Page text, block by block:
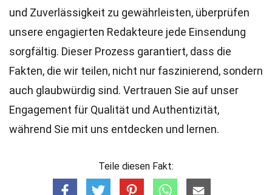
und Zuverlässigkeit zu gewährleisten, überprüfen
unsere engagierten Redakteure jede Einsendung
sorgfältig. Dieser Prozess garantiert, dass die
Fakten, die wir teilen, nicht nur faszinierend, sondern
auch glaubwürdig sind. Vertrauen Sie auf unser
Engagement für Qualität und Authentizität,
während Sie mit uns entdecken und lernen.
Teile diesen Fakt: